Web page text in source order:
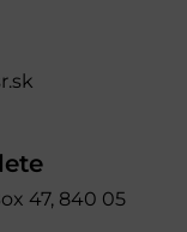
47, 840 05